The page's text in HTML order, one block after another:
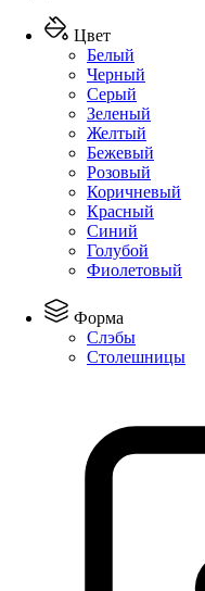
Цвет
Белый
Черный
Серый
Зеленый
Желтый
Бежевый
Розовый
Коричневый
Красный
Синий
Голубой
Фиолетовый
Форма
Слэбы
Столешницы